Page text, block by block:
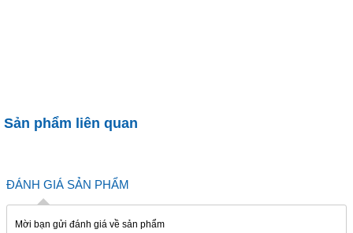
Sản phẩm liên quan
ĐÁNH GIÁ SẢN PHẨM
Mời bạn gửi đánh giá về sản phẩm